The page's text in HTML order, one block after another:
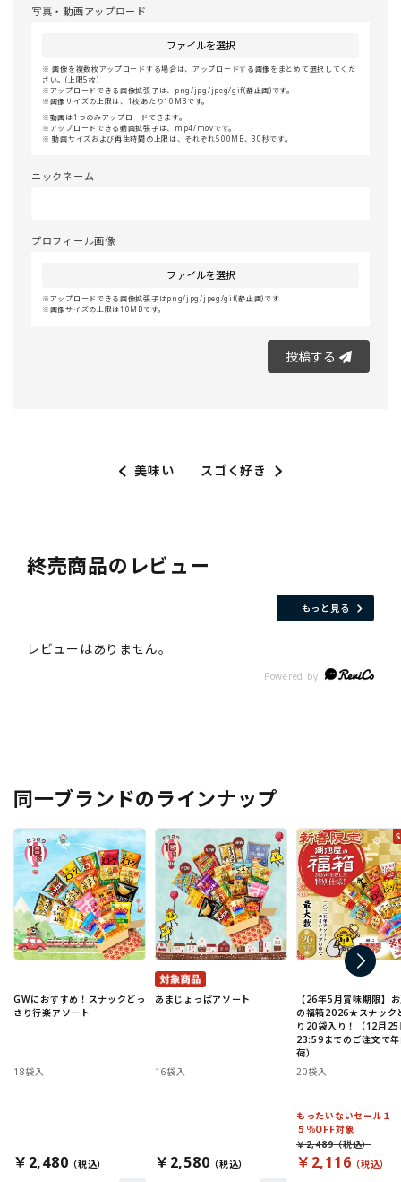
写真・動画アップロード
ファイルを選択
画像を複数枚アップロードする場合は、アップロードする画像をまとめて選択してくだ
さい。(上限5枚)
アップロードできる画像拡張子は、png/jpg/jpeg/gif(静止画)です。
画像サイズの上限は、1枚あたり10MBです。
動画は1つのみアップロードできます。
アップロードできる動画拡張子は、mp4/movです。
動画サイズおよび再生時間の上限は、それぞれ500MB、30秒です。
ニックネーム
プロフィール画像
ファイルを選択
アップロードできる画像拡張子はpng/jpg/jpeg/gif(静止画)です
画像サイズの上限は10MBです。
投稿する
美味い スゴく好き
終売商品のレビュー
もっと見る
同一ブランドのラインナップ
GWにおすすめ！スナックどっ
さり行楽アソート
18袋入
￥2,480
あまじょっぱアソート
16袋入
￥2,580
【26年5月賞味期限】
の福箱2026★スナック
り20袋入り！（12月25
23:59までのご注文で
荷）
20袋入
もったいないセール１
５％OFF対象
￥2,116
￥2,489